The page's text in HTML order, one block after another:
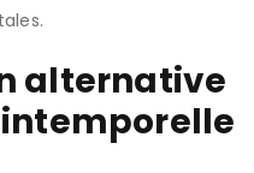
alternative